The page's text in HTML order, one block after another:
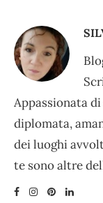
Appassionata
diplomata,
dei luoghi
te sono altre